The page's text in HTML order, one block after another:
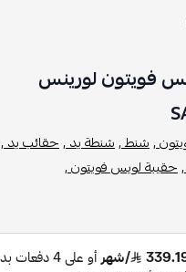
فويتون لورينس
,شنط ,شنطة يد ,حقائب يد ,
حقيبة لويس فويتون ,